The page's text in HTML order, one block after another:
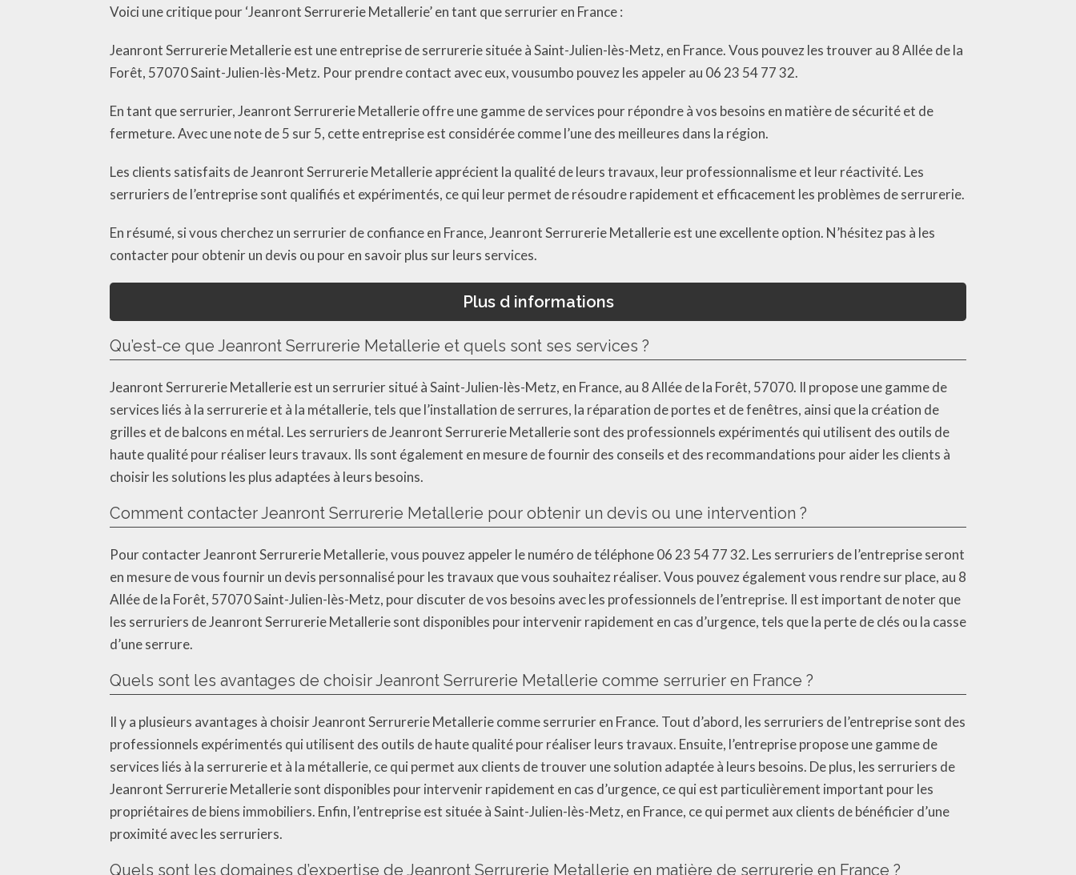
Voici une critique pour ‘Jeanront Serrurerie Metallerie’ en tant que serrurier en France :
Jeanront Serrurerie Metallerie est une entreprise de serrurerie située à Saint-Julien-lès-Metz, en France. Vous pouvez les trouver au 8 Allée de la
Forêt, 57070 Saint-Julien-lès-Metz. Pour prendre contact avec eux, vousumbo pouvez les appeler au 06 23 54 77 32.
En tant que serrurier, Jeanront Serrurerie Metallerie offre une gamme de services pour répondre à vos besoins en matière de sécurité et de
fermeture. Avec une note de 5 sur 5, cette entreprise est considérée comme l’une des meilleures dans la région.
Les clients satisfaits de Jeanront Serrurerie Metallerie apprécient la qualité de leurs travaux, leur professionnalisme et leur réactivité. Les
serruriers de l’entreprise sont qualifiés et expérimentés, ce qui leur permet de résoudre rapidement et efficacement les problèmes de serrurerie.
En résumé, si vous cherchez un serrurier de confiance en France, Jeanront Serrurerie Metallerie est une excellente option. N’hésitez pas à les
contacter pour obtenir un devis ou pour en savoir plus sur leurs services.
Plus d informations
Qu’est-ce que Jeanront Serrurerie Metallerie et quels sont ses services ?
Jeanront Serrurerie Metallerie est un serrurier situé à Saint-Julien-lès-Metz, en France, au 8 Allée de la Forêt, 57070. Il propose une gamme de
services liés à la serrurerie et à la métallerie, tels que l’installation de serrures, la réparation de portes et de fenêtres, ainsi que la création de
grilles et de balcons en métal. Les serruriers de Jeanront Serrurerie Metallerie sont des professionnels expérimentés qui utilisent des outils de
haute qualité pour réaliser leurs travaux. Ils sont également en mesure de fournir des conseils et des recommandations pour aider les clients à
choisir les solutions les plus adaptées à leurs besoins.
Comment contacter Jeanront Serrurerie Metallerie pour obtenir un devis ou une intervention ?
Pour contacter Jeanront Serrurerie Metallerie, vous pouvez appeler le numéro de téléphone 06 23 54 77 32. Les serruriers de l’entreprise seront
en mesure de vous fournir un devis personnalisé pour les travaux que vous souhaitez réaliser. Vous pouvez également vous rendre sur place, au 8
Allée de la Forêt, 57070 Saint-Julien-lès-Metz, pour discuter de vos besoins avec les professionnels de l’entreprise. Il est important de noter que
les serruriers de Jeanront Serrurerie Metallerie sont disponibles pour intervenir rapidement en cas d’urgence, tels que la perte de clés ou la casse
d’une serrure.
Quels sont les avantages de choisir Jeanront Serrurerie Metallerie comme serrurier en France ?
Il y a plusieurs avantages à choisir Jeanront Serrurerie Metallerie comme serrurier en France. Tout d’abord, les serruriers de l’entreprise sont des
professionnels expérimentés qui utilisent des outils de haute qualité pour réaliser leurs travaux. Ensuite, l’entreprise propose une gamme de
services liés à la serrurerie et à la métallerie, ce qui permet aux clients de trouver une solution adaptée à leurs besoins. De plus, les serruriers de
Jeanront Serrurerie Metallerie sont disponibles pour intervenir rapidement en cas d’urgence, ce qui est particulièrement important pour les
propriétaires de biens immobiliers. Enfin, l’entreprise est située à Saint-Julien-lès-Metz, en France, ce qui permet aux clients de bénéficier d’une
proximité avec les serruriers.
Quels sont les domaines d’expertise de Jeanront Serrurerie Metallerie en matière de serrurerie en France ?